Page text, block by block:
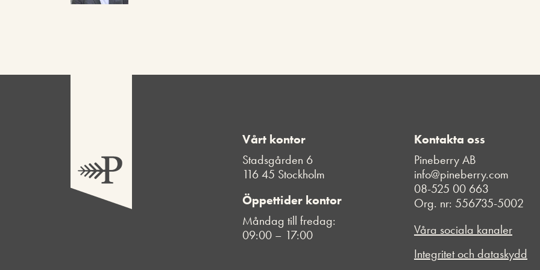
Vårt kontor
Stadsgården 6
116 45 Stockholm
Öppettider kontor
Måndag till fredag:
09:00 – 17:00
Kontakta oss
Pineberry AB
info@pineberry.com
08-525 00 663
Org. nr: 556735-5002
Våra sociala kanaler
Integritet och dataskydd